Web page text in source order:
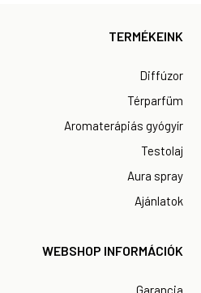
TERMÉKEINK
Diffúzor
Térparfüm
Aromaterápiás gyógyír
Testolaj
Aura spray
Ajánlatok
WEBSHOP INFORMÁCIÓK
Garancia